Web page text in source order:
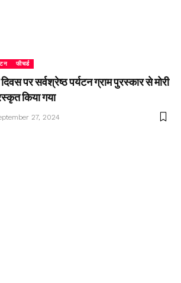
फीचर्ड
पर सर्वश्रेष्ठ पर्यटन ग्राम पुरस्कार से मोरी
किया गया
27, 2024